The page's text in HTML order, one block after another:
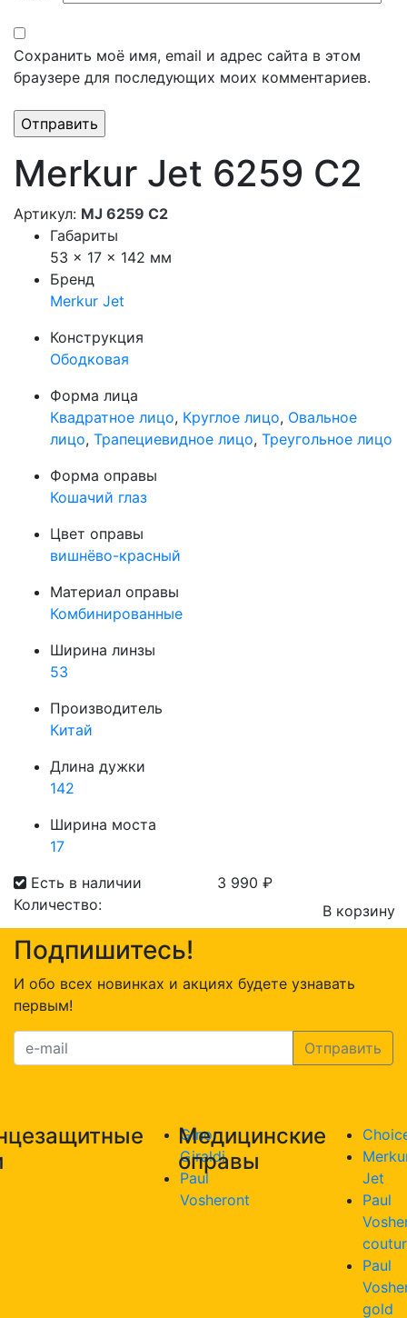
Сохранить моё имя, email и адрес сайта в этом
браузере для последующих моих комментариев.
Merkur Jet 6259 C2
Артикул: MJ 6259 C2
Габариты
53 × 17 × 142 мм
Бренд
Merkur Jet
Конструкция
Ободковая
Форма лица
Квадратное лицо, Круглое лицо, Овальное
лицо, Трапециевидное лицо, Треугольное лицо
Форма оправы
Кошачий глаз
Цвет оправы
вишнёво-красный
Материал оправы
Комбинированные
Ширина линзы
53
Производитель
Китай
Длина дужки
142
Ширина моста
17
Есть в наличии
3 990 ₽
Количество:
Количество
товара
Merkur
Jet
6259
C2
В корзину
Подпишитесь!
И обо всех новинках и акциях будете узнавать
первым!
Gino
Giraldi
Paul
Vosheront
Медицинские
оправы
Jet
Paul
Paul
gold